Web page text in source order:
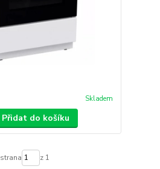
Skladem
Přidat do košíku
strana z 1